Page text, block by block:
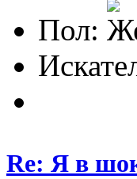
Пол:
Re: Я в